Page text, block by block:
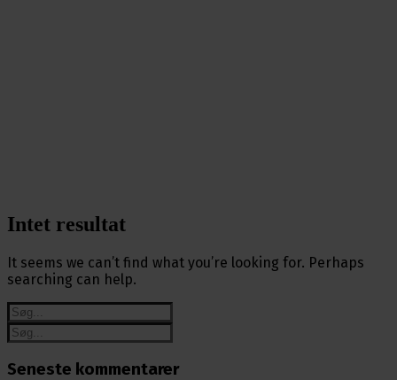
Intet resultat
It seems we can’t find what you’re looking for. Perhaps
searching can help.
Seneste kommentarer